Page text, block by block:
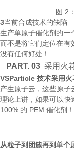
图
3当前合成技术的缺陷
生产单原子催化剂的一
而不是将它们定位在有效
没有任何好处！
PART. 03 采用火
VSParticle 技术采用火
产生原子云，这些原
理论上讲，如果可
100% 的 PEM 催化剂！
从粒子到团簇再到单个